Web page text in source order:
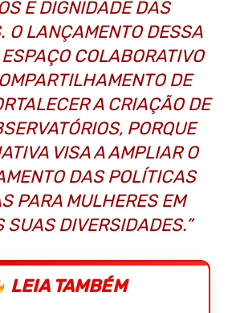
E DIGNIDADE DAS
O LANÇAMENTO DESSA
COLABORATIVO
DE
A CRIAÇÃO DE
PORQUE
VISA A AMPLIAR O
DAS POLÍTICAS
PARA MULHERES EM
SUAS DIVERSIDADES.”
LEIA TAMBÉM